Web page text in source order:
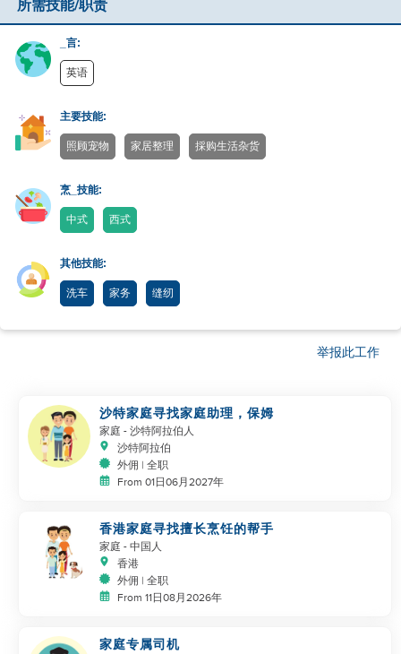
所需技能/职责
_言:
英语
主要技能:
照顾宠物 家居整理 採购生活杂货
烹_技能:
中式 西式
其他技能:
洗车 家务 缝纫
举报此工作
沙特家庭寻找家庭助理，保姆
家庭 - 沙特阿拉伯人
沙特阿拉伯
外佣 | 全职
From 01日06月2027年
香港家庭寻找擅长烹饪的帮手
家庭 - 中国人
香港
外佣 | 全职
From 11日08月2026年
家庭专属司机